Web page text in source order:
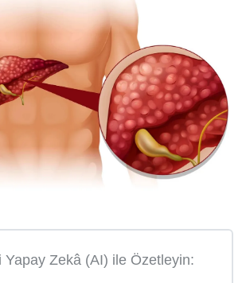
Yapay Zekâ (AI) ile Özetleyin: